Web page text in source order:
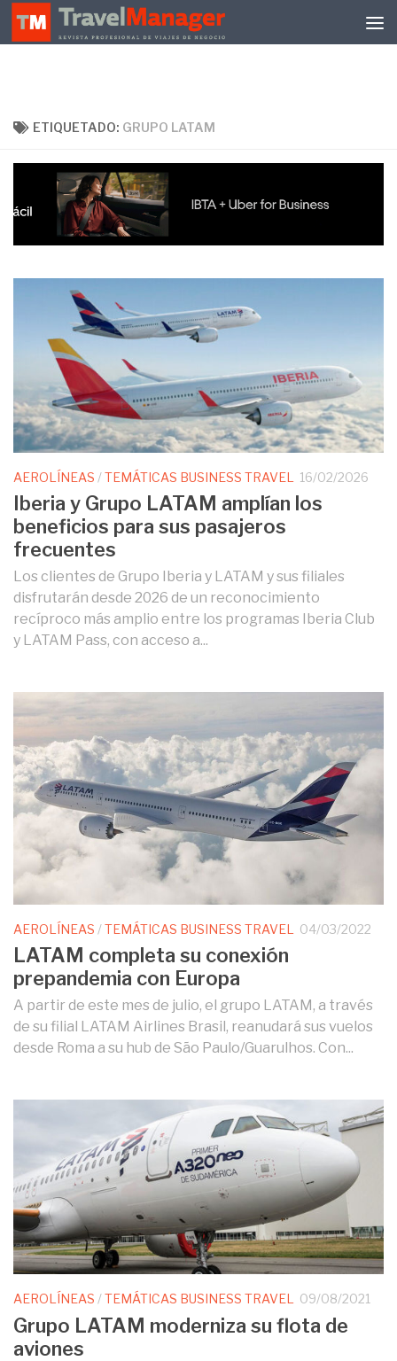
Debajo del contenido
ETIQUETADO: GRUPO LATAM
AEROLÍNEAS /TEMÁTICAS BUSINESS TRAVEL 16/02/2026
Iberia y Grupo LATAM amplían los
beneficios para sus pasajeros
frecuentes
Los clientes de Grupo Iberia y LATAM y sus filiales
disfrutarán desde 2026 de un reconocimiento
recíproco más amplio entre los programas Iberia Club
y LATAM Pass, con acceso a...
AEROLÍNEAS /TEMÁTICAS BUSINESS TRAVEL 04/03/2022
LATAM completa su conexión
prepandemia con Europa
A partir de este mes de julio, el grupo LATAM, a través
de su filial LATAM Airlines Brasil, reanudará sus vuelos
desde Roma a su hub de São Paulo/Guarulhos. Con...
AEROLÍNEAS /TEMÁTICAS BUSINESS TRAVEL 09/08/2021
Grupo LATAM moderniza su flota de
aviones